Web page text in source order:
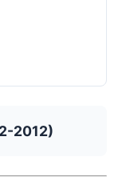
2012)